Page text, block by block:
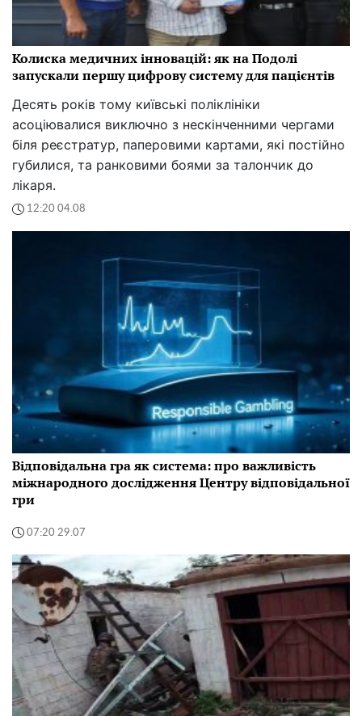
Колиска медичних інновацій: як на Подолі
запускали першу цифрову систему для пацієнтів
Десять років тому київські поліклініки
асоціювалися виключно з нескінченними чергами
біля реєстратур, паперовими картами, які постійно
губилися, та ранковими боями за талончик до
лікаря.
12:20 04.08
Відповідальна гра як система: про важливість
міжнародного дослідження Центру відповідальної
гри
07:20 29.07